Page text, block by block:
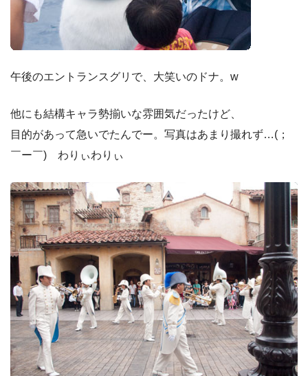
午後のエントランスグリで、大笑いのドナ。w
他にも結構キャラ勢揃いな雰囲気だったけど、
目的があって急いでたんでー。写真はあまり撮れず…(；
￣ー￣)ゞわりぃわりぃ